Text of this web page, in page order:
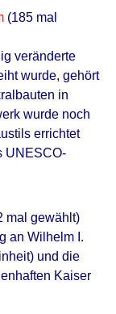
(185 mal
veränderte
wurde, gehört
in
wurde noch
errichtet
UNESCO-
mal gewählt)
an Wilhelm I.
und die
Kaiser